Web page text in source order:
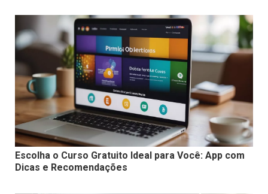
Escolha o Curso Gratuito Ideal para Você: App com
Dicas e Recomendações